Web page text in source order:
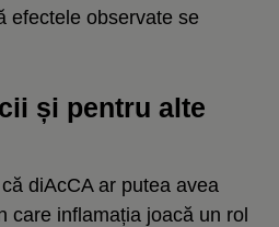
efectele observate se
și pentru alte
diAcCA ar putea avea
care inflamația joacă un rol